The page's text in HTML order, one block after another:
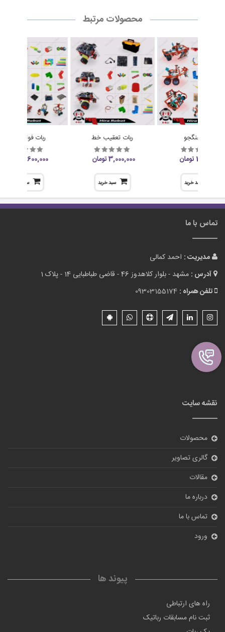
محصولات مرتبط
ربات جنگجو
1,600,000 تومان
سبد خرید
ربات تعقیب خط
3,000,000 تومان
سبد خرید
ربات فوتبالیست
1,600,000 تومان
سبد خرید
تماس با ما
مدیریت : احمد کمالی
آدرس : مشهد - بلوار کلاهدوز 46 - قاضی طباطبایی 14 - پلاک 1
تلفن همراه : 09303155174
نقشه سایت
محصولات
گالری تصاویر
مقالات
درباره ما
تماس با ما
ورود
پیوند ها
راه های ارتباطی
ثبت نام مسابقات رباتیک